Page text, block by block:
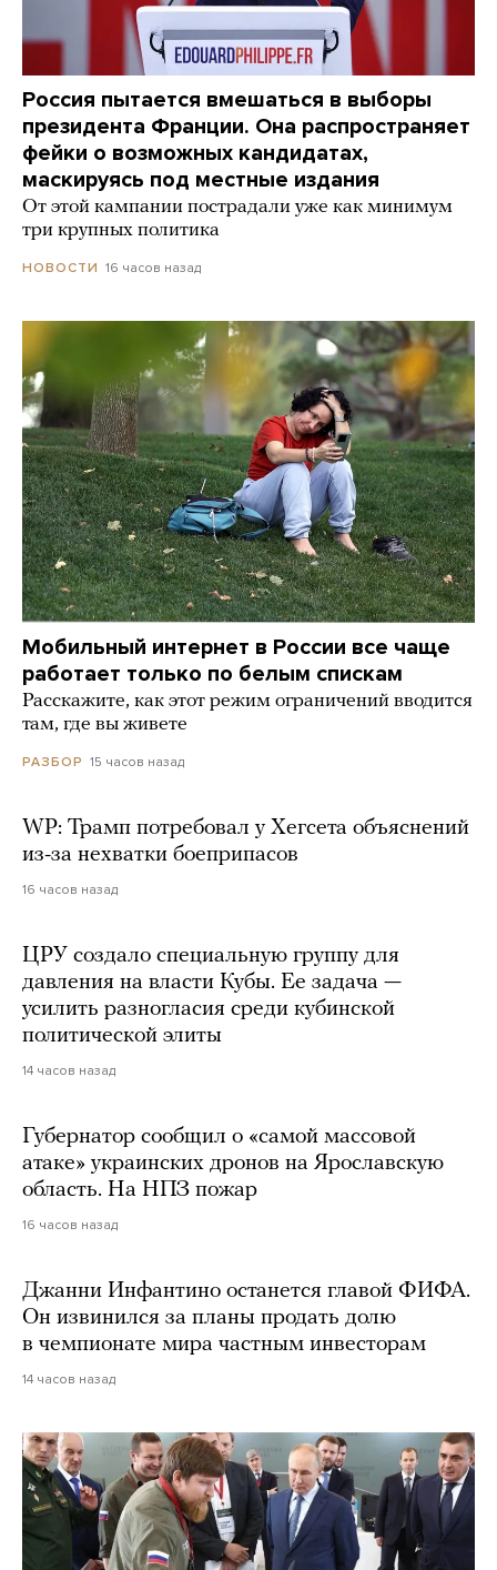
Россия пытается вмешаться в выборы
президента Франции. Она распространяет
фейки о возможных кандидатах,
маскируясь под местные издания
От этой кампании пострадали уже как минимум
три крупных политика
НОВОСТИ 16 часов назад
Мобильный интернет в России все чаще
работает только по белым спискам
Расскажите, как этот режим ограничений вводится
там, где вы живете
РАЗБОР 15 часов назад
WP: Трамп потребовал у Хегсета объяснений
из-за нехватки боеприпасов
16 часов назад
ЦРУ создало специальную группу для
давления на власти Кубы. Ее задача —
усилить разногласия среди кубинской
политической элиты
14 часов назад
Губернатор сообщил о «самой массовой
атаке» украинских дронов на Ярославскую
область. На НПЗ пожар
16 часов назад
Джанни Инфантино останется главой ФИФА.
Он извинился за планы продать долю
в чемпионате мира частным инвесторам
14 часов назад